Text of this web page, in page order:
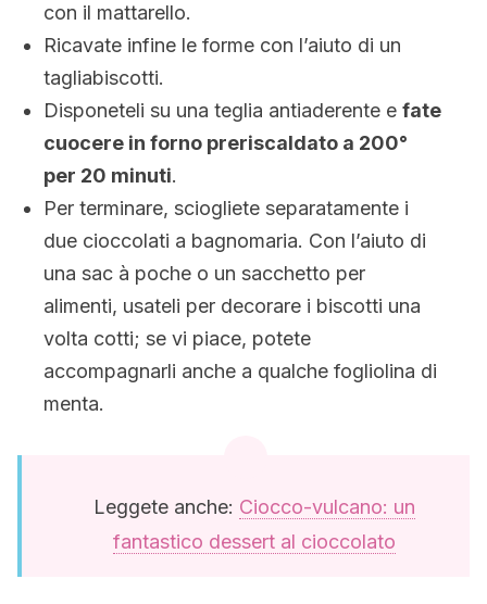
con il mattarello.
Ricavate infine le forme con l’aiuto di un
tagliabiscotti.
Disponeteli su una teglia antiaderente e fate
cuocere in forno preriscaldato a 200°
per 20 minuti.
Per terminare, sciogliete separatamente i
due cioccolati a bagnomaria. Con l’aiuto di
una sac à poche o un sacchetto per
alimenti, usateli per decorare i biscotti una
volta cotti; se vi piace, potete
accompagnarli anche a qualche fogliolina di
menta.
Leggete anche: Ciocco-vulcano: un
fantastico dessert al cioccolato